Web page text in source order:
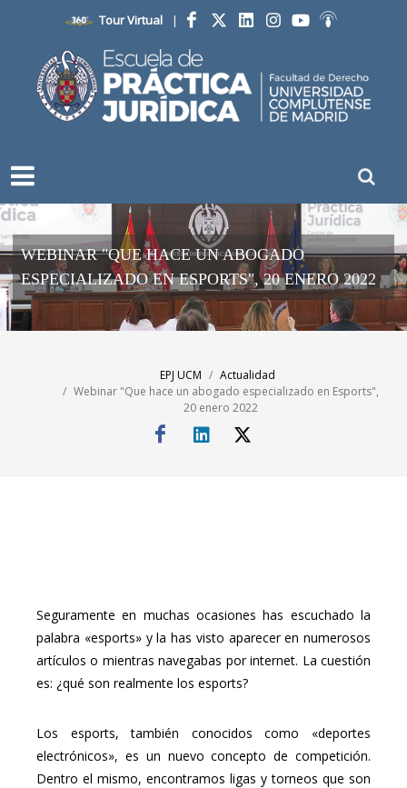
Tour Virtual |
Facebook
WEBINAR "QUE HACE UN ABOGADO
ESPECIALIZADO EN ESPORTS", 20 ENERO 2022
EPJ UCM
Actualidad
Webinar "Que hace un abogado especializado en Esports",
20 enero 2022
Seguramente en muchas ocasiones has escuchado la
palabra «esports» y la has visto aparecer en numerosos
artículos o mientras navegabas por internet. La cuestión
es: ¿qué son realmente los esports?
Los esports, también conocidos como «deportes
electrónicos», es un nuevo concepto de competición.
Dentro el mismo, encontramos ligas y torneos que son